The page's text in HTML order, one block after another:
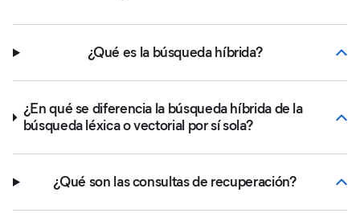
¿Qué es la búsqueda híbrida?
¿En qué se diferencia la búsqueda híbrida de la
búsqueda léxica o vectorial por sí sola?
¿Qué son las consultas de recuperación?